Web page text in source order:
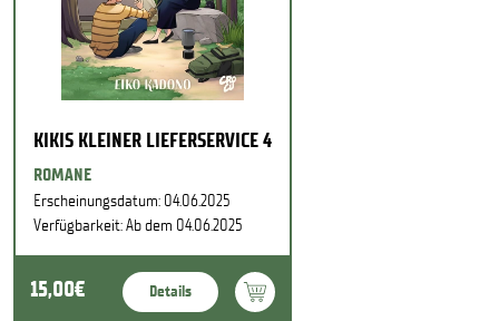
KIKIS KLEINER LIEFERSERVICE 4
ROMANE
Erscheinungsdatum: 04.06.2025
Verfügbarkeit: Ab dem 04.06.2025
15,00€ Details